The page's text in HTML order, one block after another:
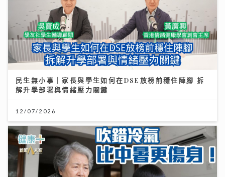
民生無小事｜家長與學生如何在DSE放榜前穩住陣腳 拆
解升學部署與情緒壓力關鍵
12/07/2026